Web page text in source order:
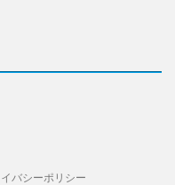
バシーポリシー